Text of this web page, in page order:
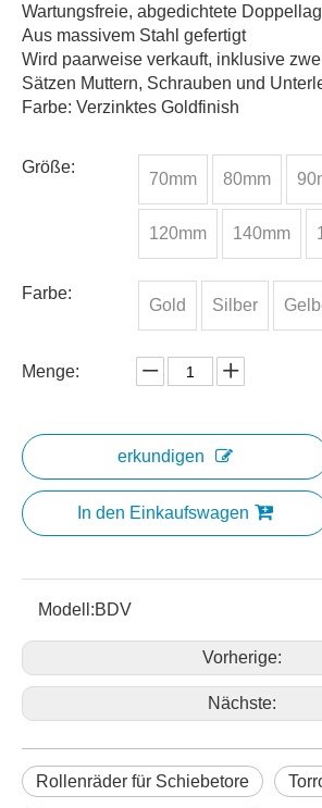
Wartungsfreie, abgedichtete
Aus massivem Stahl gefertigt
Wird paarweise verkauft, inklusive
Sätzen Muttern, Schrauben und
Farbe: Verzinktes Goldfinish
Größe:
70mm 80mm
120mm 140mm
Farbe:
Gold Silber
Menge:
erkundigen
In den Einkaufswagen
Modell:BDV
Vorherige:
Nächste:
Rollenräder für Schiebetore